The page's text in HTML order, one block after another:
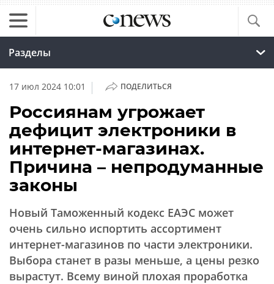
Разделы
17 июл 2024 10:01 | ПОДЕЛИТЬСЯ
Россиянам угрожает
дефицит электроники в
интернет-магазинах.
Причина – непродуманные
законы
Новый Таможенный кодекс ЕАЭС может
очень сильно испортить ассортимент
интернет-магазинов по части электроники.
Выбора станет в разы меньше, а цены резко
вырастут. Всему виной плохая проработка